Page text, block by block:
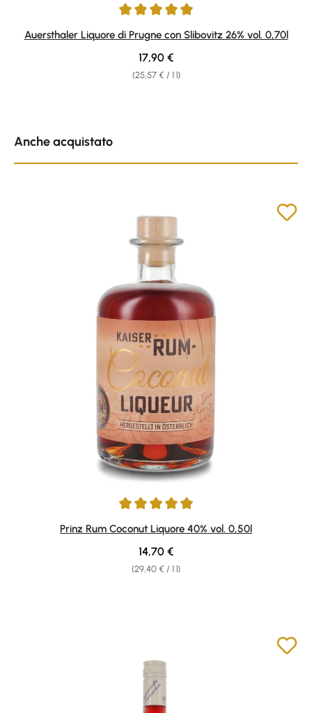
Average rating of 4.93 out of 5 stars
Auersthaler Liquore di Prugne con Slibovitz 26% vol. 0,70l
(25,57 € / 1 l)
Regular price:
17,90 €
Anche acquistato
Prinz Rum Coconut Liquore 40% vol. 0,50l
(29,40 € / 1 l)
Regular price:
14,70 €